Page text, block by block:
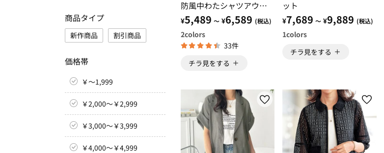
商品タイプ
新作商品 割引商品
価格帯
￥～1,999
￥2,000～￥2,999
￥3,000～￥3,999
￥4,000～￥4,999
防風中わたシャツアウタ
ー
¥5,489 ～ ¥6,589 (税込)
2colors
33件
チラ見をする
ット
¥7,689 ～ ¥9,889 (税込)
1colors
チラ見をする